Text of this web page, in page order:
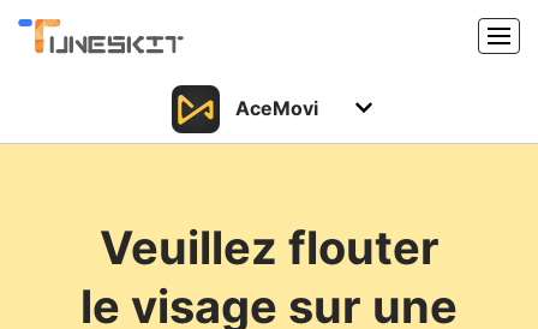
Produits
Support
Centre de téléchargement
AceMovi
Support
Ressources
Veuillez flouter
le visage sur une